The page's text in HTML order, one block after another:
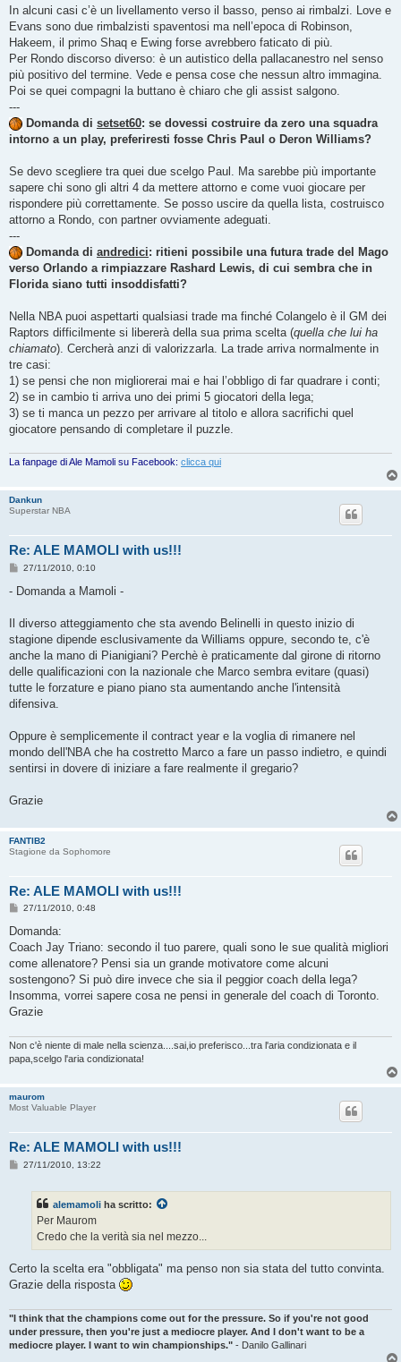
In alcuni casi c’è un livellamento verso il basso, penso ai rimbalzi. Love e
Evans sono due rimbalzisti spaventosi ma nell’epoca di Robinson,
Hakeem, il primo Shaq e Ewing forse avrebbero faticato di più.
Per Rondo discorso diverso: è un autistico della pallacanestro nel senso
più positivo del termine. Vede e pensa cose che nessun altro immagina.
Poi se quei compagni la buttano è chiaro che gli assist salgono.
---
Domanda di setset60: se dovessi costruire da zero una squadra
intorno a un play, preferiresti fosse Chris Paul o Deron Williams?
Se devo scegliere tra quei due scelgo Paul. Ma sarebbe più importante
sapere chi sono gli altri 4 da mettere attorno e come vuoi giocare per
rispondere più correttamente. Se posso uscire da quella lista, costruisco
attorno a Rondo, con partner ovviamente adeguati.
---
Domanda di andredici: ritieni possibile una futura trade del Mago
verso Orlando a rimpiazzare Rashard Lewis, di cui sembra che in
Florida siano tutti insoddisfatti?
Nella NBA puoi aspettarti qualsiasi trade ma finché Colangelo è il GM dei
Raptors difficilmente si libererà della sua prima scelta (quella che lui ha
chiamato). Cercherà anzi di valorizzarla. La trade arriva normalmente in
tre casi:
1) se pensi che non migliorerai mai e hai l’obbligo di far quadrare i conti;
2) se in cambio ti arriva uno dei primi 5 giocatori della lega;
3) se ti manca un pezzo per arrivare al titolo e allora sacrifichi quel
giocatore pensando di completare il puzzle.
La fanpage di Ale Mamoli su Facebook: clicca qui
Dankun
Superstar NBA
Re: ALE MAMOLI with us!!!
M
s
g
i
o
27/11/2010, 0:10
- Domanda a Mamoli -
Il diverso atteggiamento che sta avendo Belinelli in questo inizio di
stagione dipende esclusivamente da Williams oppure, secondo te, c'è
anche la mano di Pianigiani? Perchè è praticamente dal girone di ritorno
delle qualificazioni con la nazionale che Marco sembra evitare (quasi)
tutte le forzature e piano piano sta aumentando anche l'intensità
difensiva.
Oppure è semplicemente il contract year e la voglia di rimanere nel
mondo dell'NBA che ha costretto Marco a fare un passo indietro, e quindi
sentirsi in dovere di iniziare a fare realmente il gregario?
Grazie
FANTIB2
Stagione da Sophomore
Re: ALE MAMOLI with us!!!
M
s
a
g
i
o
27/11/2010, 0:48
Domanda:
Coach Jay Triano: secondo il tuo parere, quali sono le sue qualità migliori
come allenatore? Pensi sia un grande motivatore come alcuni
sostengono? Si può dire invece che sia il peggior coach della lega?
Insomma, vorrei sapere cosa ne pensi in generale del coach di Toronto.
Grazie
Non c'è niente di male nella scienza....sai,io preferisco...tra l'aria condizionata e il
papa,scelgo l'aria condizionata!
maurom
Most Valuable Player
Re: ALE MAMOLI with us!!!
M27/11/2010, 13:22
alemamoli ha scritto:
Per Maurom
Credo che la verità sia nel mezzo...
Certo la scelta era "obbligata" ma penso non sia stata del tutto convinta.
Grazie della risposta
"I think that the champions come out for the pressure. So if you're not good
under pressure, then you're just a mediocre player. And I don't want to be a
mediocre player. I want to win championships." - Danilo Gallinari